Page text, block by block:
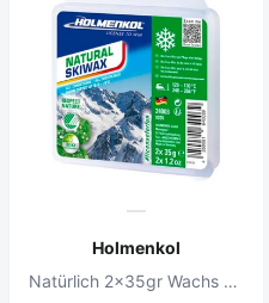
Holmenkol
Natürlich 2x35gr Wachs Bar